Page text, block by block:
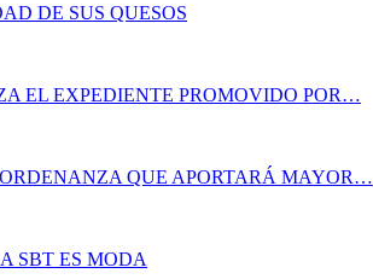
DE SUS QUESOS
EL EXPEDIENTE PROMOVIDO POR…
QUE APORTARÁ MAYOR…
SBT ES MODA